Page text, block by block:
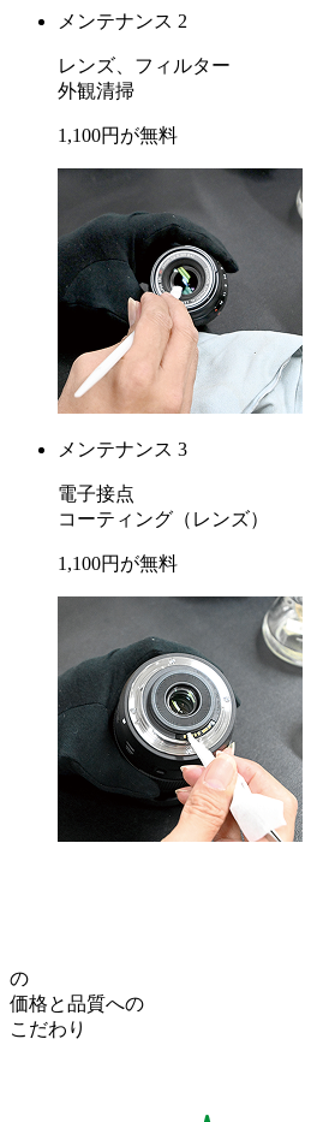
メンテナンス 2
レンズ、フィルター
外観清掃
1,100円が無料
メンテナンス 3
電子接点
コーティング （レンズ）
1,100円が無料
の
価格と品質への
こだわり